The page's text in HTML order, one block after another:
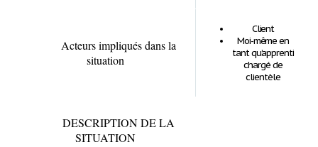
Acteurs impliqués dans la
situation
Client
Moi-même en
tant qu’apprenti
chargé de
clientèle
DESCRIPTION DE LA
SITUATION